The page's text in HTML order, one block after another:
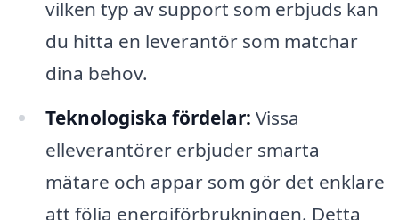
vilken typ av support som erbjuds kan
du hitta en leverantör som matchar
dina behov.
Teknologiska fördelar: Vissa
elleverantörer erbjuder smarta
mätare och appar som gör det enklare
att följa energiförbrukningen. Detta